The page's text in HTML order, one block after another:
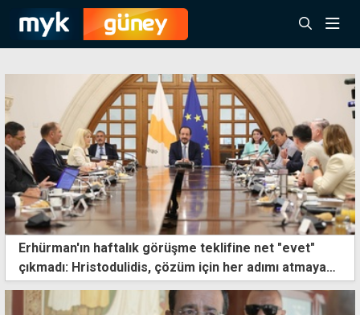
Erhürman'ın haftalık görüşme teklifine net "evet"
çıkmadı: Hristodulidis, çözüm için her adımı atmaya
hazır